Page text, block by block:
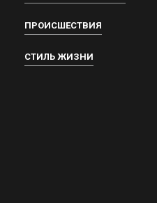
ПРОИСШЕСТВИЯ
СТИЛЬ ЖИЗНИ